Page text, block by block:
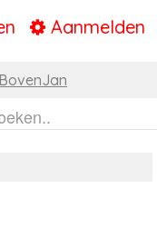
Aanmelden
BovenJan